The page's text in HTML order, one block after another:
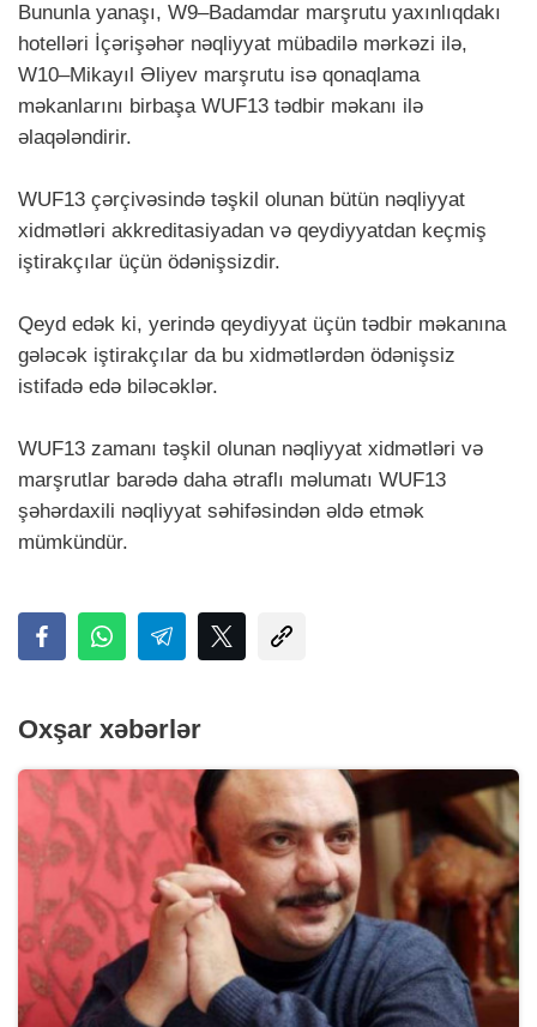
Bununla yanaşı, W9–Badamdar marşrutu yaxınlıqdakı
hotelləri İçərişəhər nəqliyyat mübadilə mərkəzi ilə,
W10–Mikayıl Əliyev marşrutu isə qonaqlama
məkanlarını birbaşa WUF13 tədbir məkanı ilə
əlaqələndirir.
WUF13 çərçivəsində təşkil olunan bütün nəqliyyat
xidmətləri akkreditasiyadan və qeydiyyatdan keçmiş
iştirakçılar üçün ödənişsizdir.
Qeyd edək ki, yerində qeydiyyat üçün tədbir məkanına
gələcək iştirakçılar da bu xidmətlərdən ödənişsiz
istifadə edə biləcəklər.
WUF13 zamanı təşkil olunan nəqliyyat xidmətləri və
marşrutlar barədə daha ətraflı məlumatı WUF13
şəhərdaxili nəqliyyat səhifəsindən əldə etmək
mümkündür.
Oxşar xəbərlər